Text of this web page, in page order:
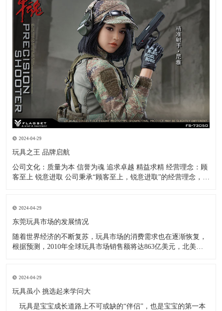
2024-04-29
玩具之王 品牌启航
公司文化：质量为本 信誉为魂 追求卓越 精益求精 经营理念：顾
客至上 锐意进取 公司秉承“顾客至上，锐意进取”的经营理念，坚
2024-04-29
东莞玩具市场的发展情况
随着世界经济的不断复苏，玩具市场的消费需求也在逐渐恢复，
根据预测，2010年全球玩具市场销售额将达863亿美元，北美和
均为中国产品，全球市场上(中国大陆除外)超过2/
2024-04-29
玩具虽小 挑选起来学问大
玩具是宝宝成长道路上不可或缺的“伴侣”，也是宝宝的第一本